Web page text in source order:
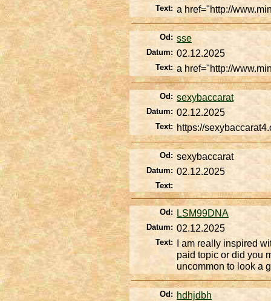
Text: a href="http://
Od: sse
Datum: 02.12.2025
Text: a href="http://
Od: sexybaccarat
Datum: 02.12.2025
Text: https://
Od: sexybaccarat
Datum: 02.12.2025
Text:
Od: LSM99DNA
Datum: 02.12.2025
Text: I am really inspired
paid topic or did you
uncommon to look a
Od: hdhjdbh